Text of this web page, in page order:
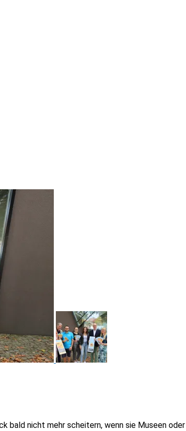
bald nicht mehr scheitern, wenn sie Museen